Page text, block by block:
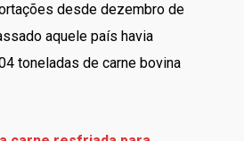
desde dezembro de
aquele país havia
toneladas de carne bovina